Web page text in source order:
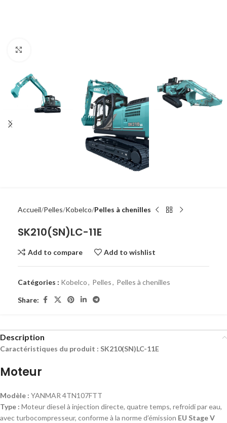
Accueil Pelles Kobelco Pelles à chenilles
SK210(SN)LC-11E
Add to compare Add to wishlist
Catégories : Kobelco, Pelles, Pelles à chenilles
Share:
Description
Caractéristiques du produit : SK210(SN)LC-11E
Moteur
Modèle : YANMAR 4TN107FTT
Type : Moteur diesel à injection directe, quatre temps, refroidi par eau,
avec turbocompresseur, conforme à la norme d’émission EU Stage V